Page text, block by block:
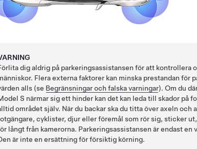
dig aldrig på parkeringsassistansen för att
Flera externa faktorer kan minska prestandan
alls (se Begränsningar och falska varningar). Om du
S närmar sig ett hinder kan det kan leda till skador på
området själv. När du backar ska du titta över axeln och
cyklister, djur eller föremål som rör sig, sticker
långt från kamerorna. Parkeringsassistansen är endast
är inte en ersättning för försiktig körning.